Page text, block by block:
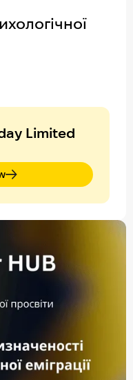
Limited